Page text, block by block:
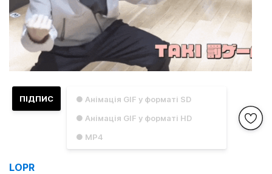
● Анімація GIF у форматі SD
● Анімація GIF у форматі HD
● MP4
ПІДПИС
LOPR